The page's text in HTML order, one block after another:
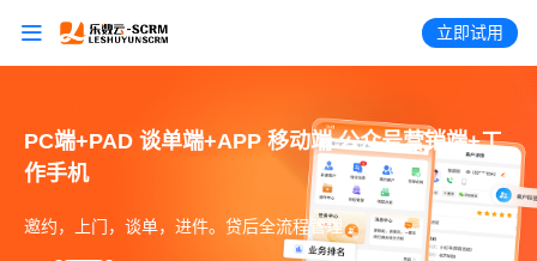
立即试用
PC端+PAD 谈单端+APP 移动端 公众号营销端+工
作手机
邀约，上门，谈单，进件。贷后全流程管理